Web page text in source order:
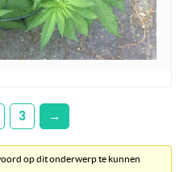
3 →
op dit onderwerp te kunnen